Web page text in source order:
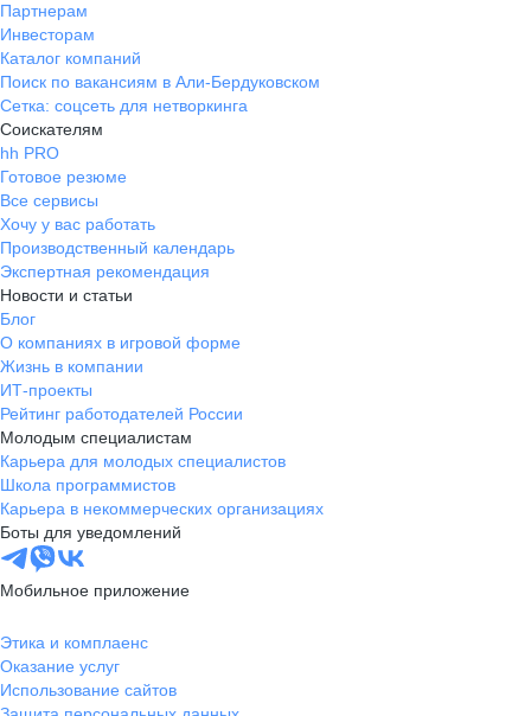
Партнерам
Инвесторам
Каталог компаний
Поиск по вакансиям в Али-Бердуковском
Сетка: соцсеть для нетворкинга
Соискателям
hh PRO
Готовое резюме
Все сервисы
Хочу у вас работать
Производственный календарь
Экспертная рекомендация
Новости и статьи
Блог
О компаниях в игровой форме
Жизнь в компании
ИТ-проекты
Рейтинг работодателей России
Молодым специалистам
Карьера для молодых специалистов
Школа программистов
Карьера в некоммерческих организациях
Боты для уведомлений
Мобильное приложение
Этика и комплаенс
Оказание услуг
Использование сайтов